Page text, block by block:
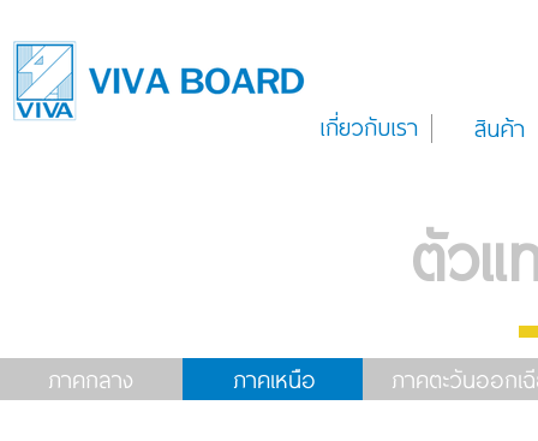
เกี่ยวกับเรา สินค้า
ตัวแ
ภาคกลาง ภาคเหนือ ภาคตะวันออกเ